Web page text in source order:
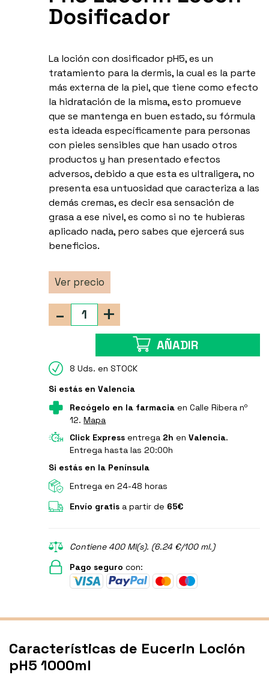
Dosificador
La loción con dosificador pH5, es un
tratamiento para la dermis, la cual es la parte
más externa de la piel, que tiene como efecto
la hidratación de la misma, esto promueve
que se mantenga en buen estado, su fórmula
esta ideada específicamente para personas
con pieles sensibles que han usado otros
productos y han presentado efectos
adversos, debido a que esta es ultraligera, no
presenta esa untuosidad que caracteriza a las
demás cremas, es decir esa sensación de
grasa a ese nivel, es como si no te hubieras
aplicado nada, pero sabes que ejercerá sus
beneficios.
Ver precio
+
-
AÑADIR
8 Uds. en STOCK
Si estás en Valencia
Recógelo en la farmacia en Calle Ribera nº
12.Mapa
Click Express entrega 2h enValencia.
Entrega hasta las 20:00h
Si estás en la Península
Entrega en 24-48 horas
Envío gratis a partir de 65€
Contiene 400 Ml(s). (6.24 €/100 ml.)
Pago seguro con:
Características de Eucerin Loción
pH5 1000ml